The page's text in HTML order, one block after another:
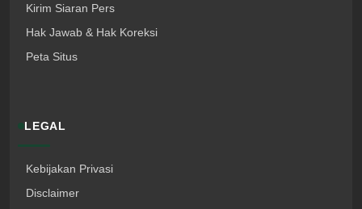
Kirim Siaran Pers
Hak Jawab & Hak Koreksi
Peta Situs
LEGAL
Kebijakan Privasi
Disclaimer